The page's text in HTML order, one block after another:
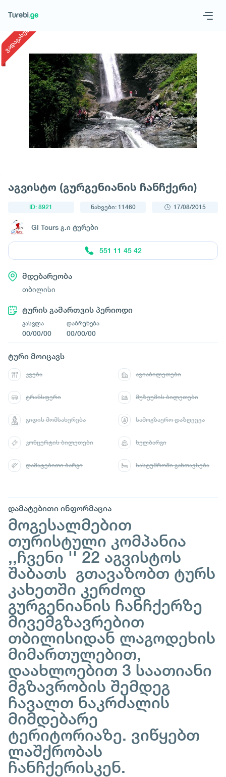
მოითხოვე ტური
ვადაგასული
აგვისტო (გურგენიანის ჩანჩქერი)
ID: 8921 ნახვები: 11460 17/08/2015
GI Tours გ.ი ტურები
551 11 45 42
მდებარეობა
თბილისი
ტურის გამართვის პერიოდი
გასვლა
00/00/00
დაბრუნება
00/00/00
დამატებითი ინფორმაცია
მოგესალმებით
თურისტული კომპანია
,,ჩვენი '' 22 აგვისტოს
შაბათს გთავაზობთ ტურს
კახეთში კერძოდ
გურგენიანის ჩანჩქერზე
მივემგზავრებით
თბილისიდან ლაგოდეხის
მიმართულებით,
დაახლოებით 3 საათიანი
მგზავრობის შემდეგ
ჩავალთ ნაკრძალის
მიმდებარე
ტერიტორიაზე. ვიწყებთ
ლაშქრობას
ჩანჩქერისკენ.
ტური მოიცავს
კვება ავიაბილეთები
ტრანსფერი მუზეუმის ბილეთები
გიდის მომსახურება სამოგზაურო დაზღვევა
კონცერტის ბილეთები ხელბარგი
დამატებითი ბარგი სასტუმროში განთავსება